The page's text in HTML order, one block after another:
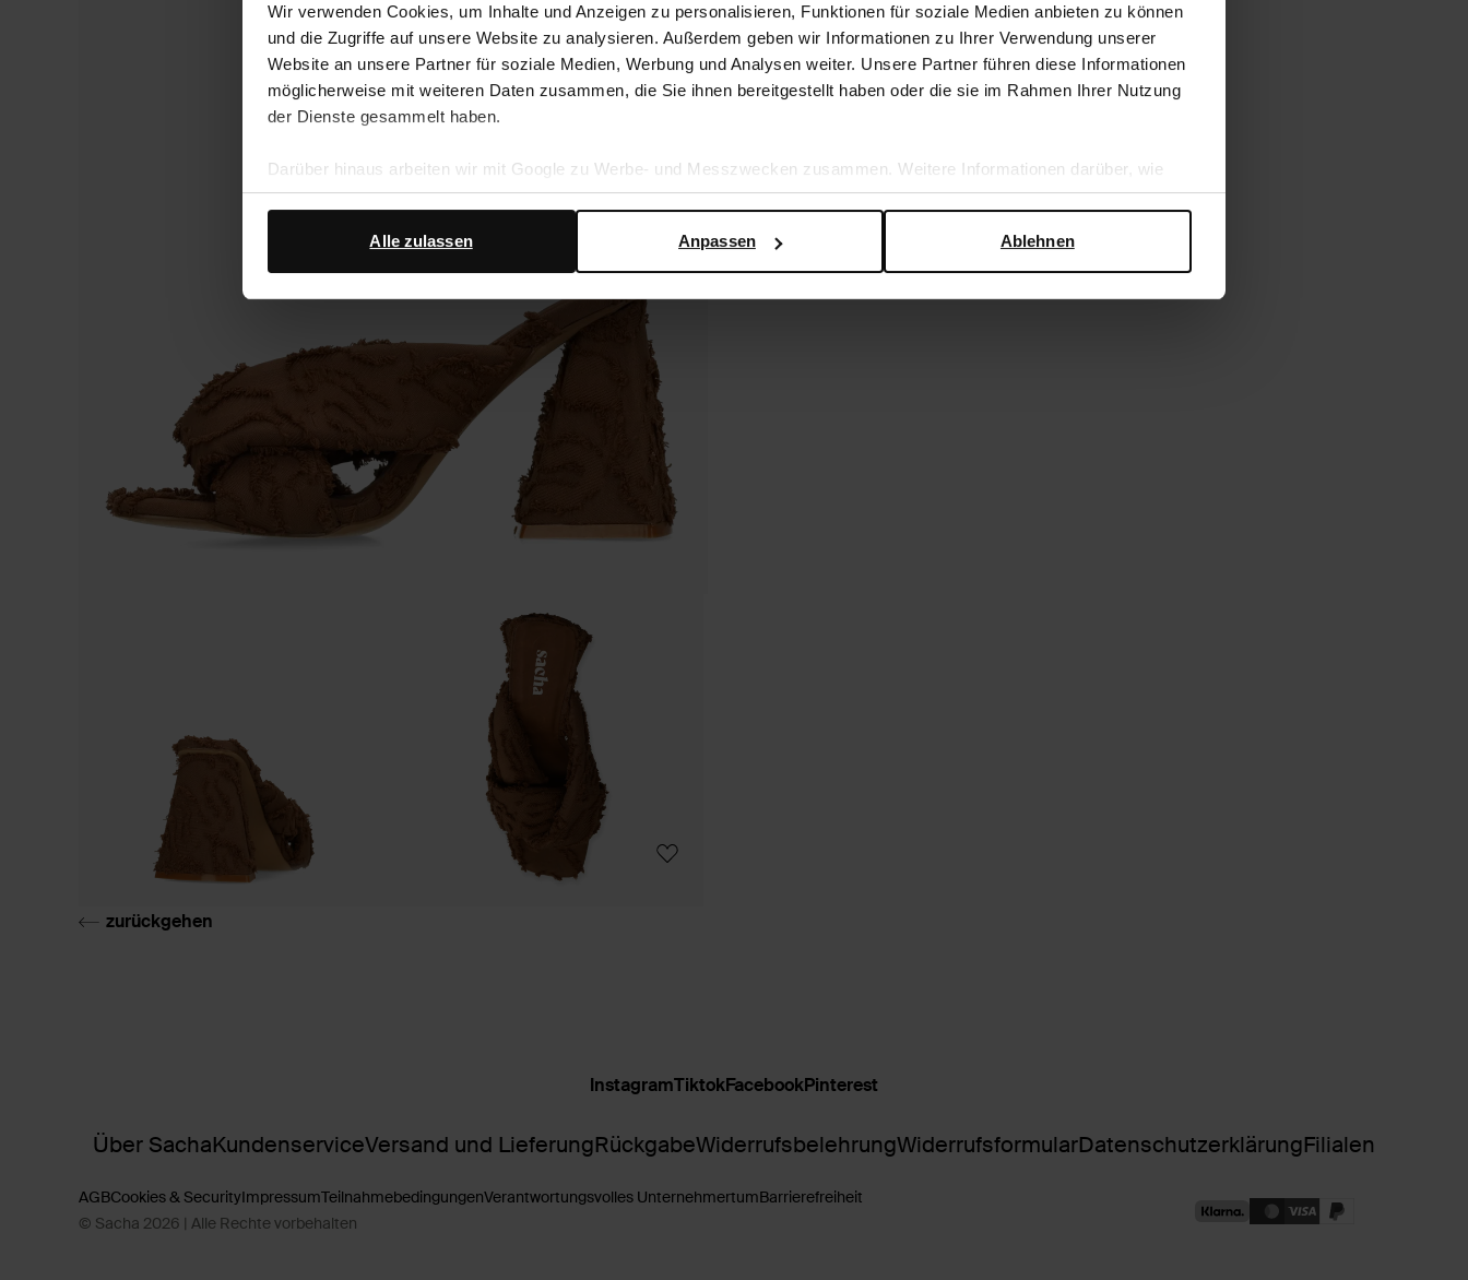
Wir verwenden Cookies, um Inhalte und Anzeigen zu personalisieren, Funktionen für soziale Medien anbieten zu können
und die Zugriffe auf unsere Website zu analysieren. Außerdem geben wir Informationen zu Ihrer Verwendung unserer
Website an unsere Partner für soziale Medien, Werbung und Analysen weiter. Unsere Partner führen diese Informationen
möglicherweise mit weiteren Daten zusammen, die Sie ihnen bereitgestellt haben oder die sie im Rahmen Ihrer Nutzung
der Dienste gesammelt haben.
Darüber hinaus arbeiten wir mit Google zu Werbe- und Messzwecken zusammen. Weitere Informationen darüber, wie
Google Ihre personenbezogenen Daten verwendet, finden Sie auf derSeite zur geschäftlichen Sicherheit und zum
Ablehnen
Anpassen
Alle zulassen
zurückgehen
Über SachaKundenserviceVersand und LieferungRückgabeWiderrufsbelehrungWiderrufsformularDatenschutzerklärungFilialen
InstagramTiktokFacebookPinterest
AGBCookies & SecurityImpressumTeilnahmebedingungenVerantwortungsvolles UnternehmertumBarrierefreiheit
© Sacha 2026 | Alle Rechte vorbehalten